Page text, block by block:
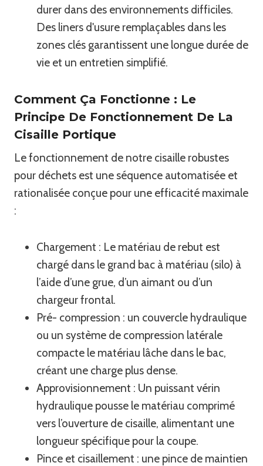
durer dans des environnements difficiles.
Des liners d'usure remplaçables dans les
zones clés garantissent une longue durée de
vie et un entretien simplifié.
Comment Ça Fonctionne : Le
Principe De Fonctionnement De La
Cisaille Portique
Le fonctionnement de notre cisaille robustes
pour déchets est une séquence automatisée et
rationalisée conçue pour une efficacité maximale
:
Chargement : Le matériau de rebut est
chargé dans le grand bac à matériau (silo) à
l’aide d’une grue, d’un aimant ou d’un
chargeur frontal.
Pré- compression : un couvercle hydraulique
ou un système de compression latérale
compacte le matériau lâche dans le bac,
créant une charge plus dense.
Approvisionnement : Un puissant vérin
hydraulique pousse le matériau comprimé
vers l’ouverture de cisaille, alimentant une
longueur spécifique pour la coupe.
Pince et cisaillement : une pince de maintien